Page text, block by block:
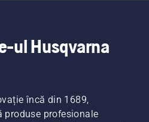
ul Husqvarna
încă din 1689,
produse profesionale